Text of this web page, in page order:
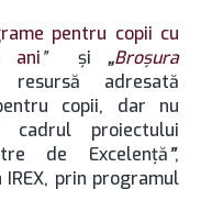
pentru copii cu
ani”şi „Broşura
resursă adresată
copii, dar nu
proiectului
de Excelenţă”,
prin programul